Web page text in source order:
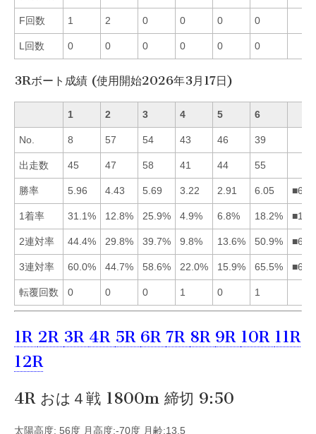
F回数 1 2 0 0 0 0
L回数 0 0 0 0 0 0
3Rボート成績 (使用開始2026年3月17日)
1 2 3 4 5 6
No. 8 57 54 43 46 39
出走数 45 47 58 41 44 55
勝率 5.96 4.43 5.69 3.22 2.91 6.05
1着率 31.1% 12.8% 25.9% 4.9% 6.8% 18.2%
2連対率 44.4% 29.8% 39.7% 9.8% 13.6% 50.9%
3連対率 60.0% 44.7% 58.6% 22.0% 15.9% 65.5%
転覆回数 0 0 0 1 0 1
1R 2R 3R 4R 5R 6R 7R 8R 9R 10R 11R
12R
4R おは４戦 1800m 締切 9:50
太陽高度: 56度 月高度:-70度 月齢:13.5